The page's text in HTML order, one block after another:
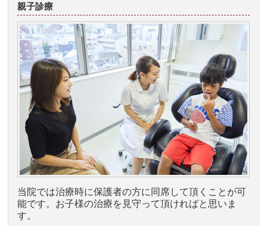
親子診療
当院では治療時に保護者の方に同席して頂くことが可
能です。お子様の治療を見守って頂ければと思いま
す。